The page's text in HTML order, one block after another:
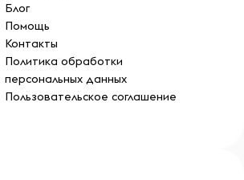
Блог
Помощь
Контакты
Политика обработки
персональных данных
Пользовательское соглашение